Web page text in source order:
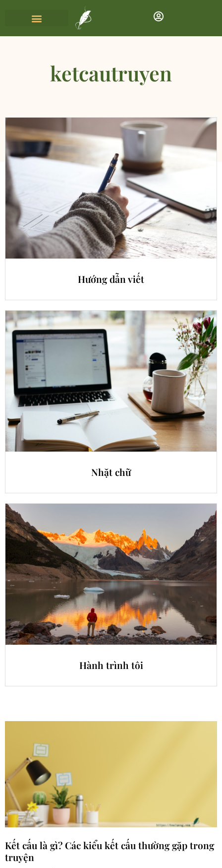
ketcautruyen
Hướng dẫn viết
Nhặt chữ
Hành trình tôi
Kết cấu là gì? Các kiểu kết cấu thường gặp trong
truyện